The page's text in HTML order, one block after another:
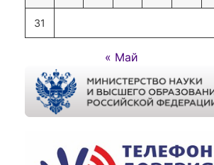
31
« Май